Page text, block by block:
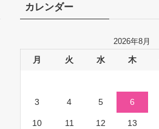
カレンダー
2026年8月
月 火 水 木
3 4 5 6
10 11 12 13